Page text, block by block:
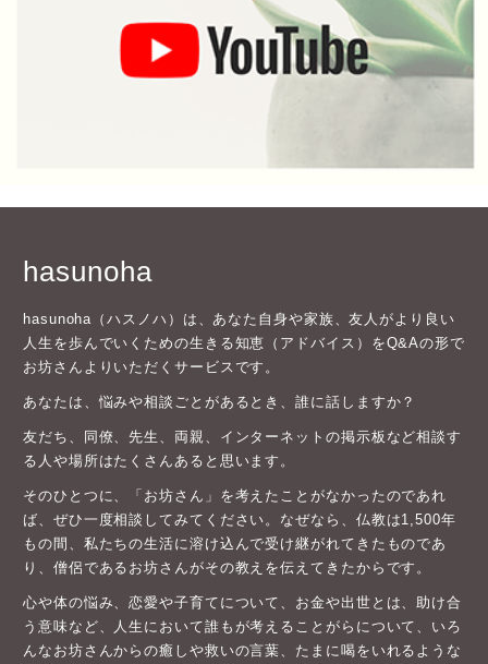
hasunoha
hasunoha（ハスノハ）は、あなた自身や家族、友人がより良い
人生を歩んでいくための生きる知恵（アドバイス）をQ&Aの形で
お坊さんよりいただくサービスです。
あなたは、悩みや相談ごとがあるとき、誰に話しますか？
友だち、同僚、先生、両親、インターネットの掲示板など相談す
る人や場所はたくさんあると思います。
そのひとつに、「お坊さん」を考えたことがなかったのであれ
ば、ぜひ一度相談してみてください。なぜなら、仏教は1,500年
もの間、私たちの生活に溶け込んで受け継がれてきたものであ
り、僧侶であるお坊さんがその教えを伝えてきたからです。
心や体の悩み、恋愛や子育てについて、お金や出世とは、助け合
う意味など、人生において誰もが考えることがらについて、いろ
んなお坊さんからの癒しや救いの言葉、たまに喝をいれるような